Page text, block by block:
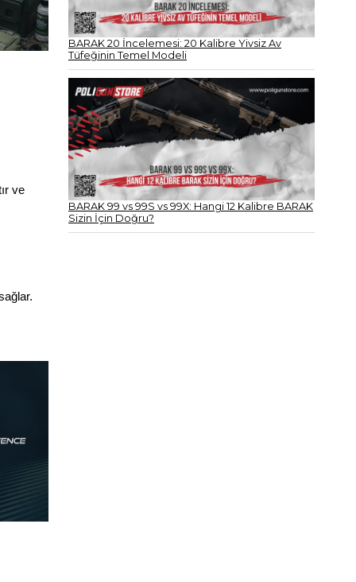
ve
BARAK 20 İncelemesi: 20 Kalibre Yivsiz Av
Tüfeğinin Temel Modeli
BARAK 99 vs 99S vs 99X: Hangi 12 Kalibre BARAK
Sizin İçin Doğru?